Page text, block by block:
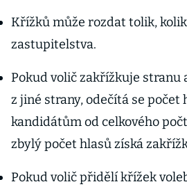
Křížků může rozdat tolik,
zastupitelstva.
Pokud volič zakřížkuje stranu
z jiné strany, odečítá se počet
kandidátům od celkového
zbylý počet hlasů získá
Pokud volič přidělí křížek